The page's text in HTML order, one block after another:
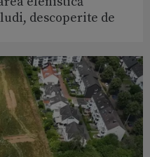
descoperite de